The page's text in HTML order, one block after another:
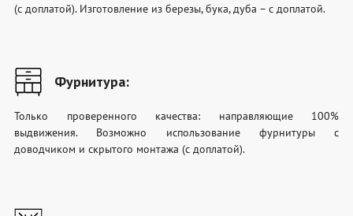
(с доплатой). Изготовление из березы, бука, дуба – с доплатой.
Фурнитура:
Только проверенного качества: направляющие 100%
выдвижения. Возможно использование фурнитуры с
доводчиком и скрытого монтажа (с доплатой).